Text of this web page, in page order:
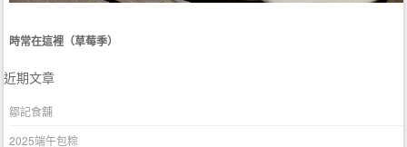
時常在這裡（草莓季）
近期文章
鄒記食舖
2025端午包粽